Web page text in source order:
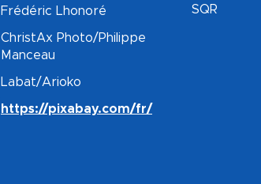
Frédéric Lhonoré
ChristAx Photo/Philippe
Manceau
Labat/Arioko
https://pixabay.com/fr/
SQR